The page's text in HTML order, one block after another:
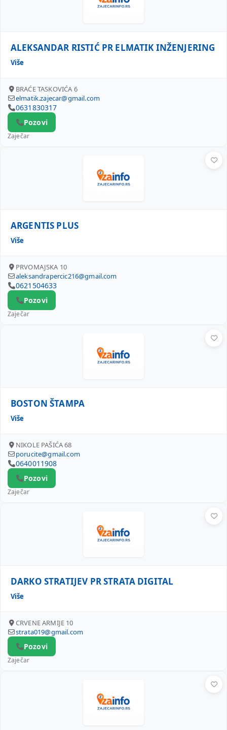
ALEKSANDAR RISTIĆ PR ELMATIK INŽENJERING
Više
BRAĆE TASKOVIĆA 6
elmatik.zajecar@gmail.com
0631830317
Pozovi
Zaječar
ARGENTIS PLUS
Više
PRVOMAJSKA 10
aleksandrapercic216@gmail.com
0621504633
Pozovi
Zaječar
BOSTON ŠTAMPA
Više
NIKOLE PAŠIĆA 68
porucite@gmail.com
0640011908
Pozovi
Zaječar
DARKO STRATIJEV PR STRATA DIGITAL
Više
CRVENE ARMIJE 10
strata019@gmail.com
Pozovi
Zaječar